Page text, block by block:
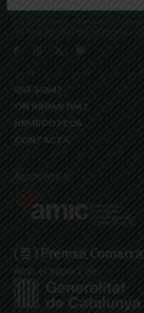
La Bonanova, Monterols,
les Tres Torres, Pedralbes,
QUI SOM?
ON REPARTIM?
HEMEROTECA
CONTACTA
Associats a:
Amb el suport de: